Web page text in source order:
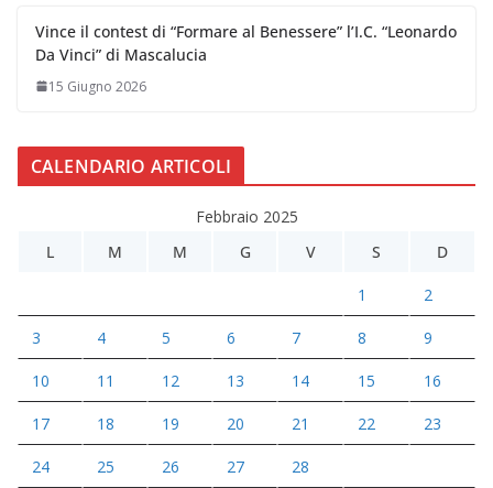
Vince il contest di “Formare al Benessere” l’I.C. “Leonardo
Da Vinci” di Mascalucia
15 Giugno 2026
CALENDARIO ARTICOLI
Febbraio 2025
L
M M G V S D
1 2
3 4 5 6 7 8 9
10 11 12 13 14 15 16
17 18 19 20 21 22 23
24 25 26 27 28